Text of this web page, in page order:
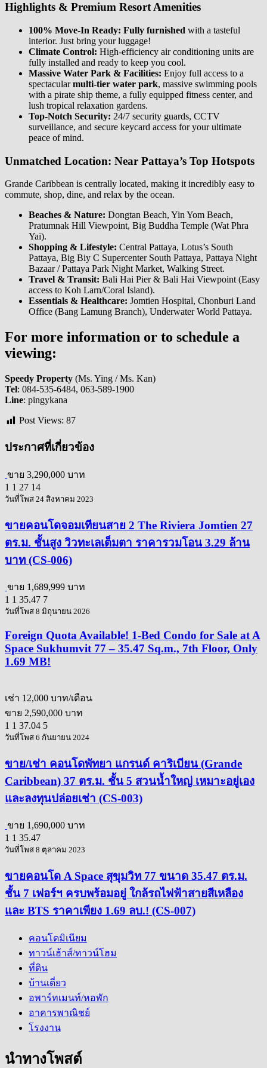
Highlights & Premium Resort Amenities
100% Move-In Ready: Fully furnished with a tasteful
interior. Just bring your luggage!
Climate Control: High-efficiency air conditioning units are
fully installed and ready to keep you cool.
Massive Water Park & Facilities: Enjoy full access to a
spectacularmulti-tier water park, massive swimming pools
with a pirate ship theme, a fully equipped fitness center, and
lush tropical relaxation gardens.
Top-Notch Security: 24/7 security guards, CCTV
surveillance, and secure keycard access for your ultimate
peace of mind.
Unmatched Location: Near Pattaya’s Top Hotspots
Grande Caribbean is centrally located, making it incredibly easy to
commute, shop, dine, and relax by the ocean.
Beaches & Nature: Dongtan Beach, Yin Yom Beach,
Pratumnak Hill Viewpoint, Big Buddha Temple (Wat Phra
Yai).
Shopping & Lifestyle: Central Pattaya, Lotus’s South
Pattaya, Big Biy C Supercenter South Pattaya, Pattaya Night
Bazaar / Pattaya Park Night Market, Walking Street.
Travel & Transit: Bali Hai Pier & Bali Hai Viewpoint (Easy
access to Koh Larn/Coral Island).
Essentials & Healthcare: Jomtien Hospital, Chonburi Land
Office (Bang Lamung Branch), Underwater World Pattaya.
For more information or to schedule a
viewing:
Speedy Property (Ms. Ying / Ms. Kan)
Tel: 084-535-6484, 063-589-1900
Line: pingykana
Post Views: 87
ประกาศที่เกี่ยวข้อง
ขาย 3,290,000 บาท
1 1 27 14
วันที่โพส 24 สิงหาคม 2023
ขายคอนโดจอมเทียนสาย 2 The Riviera Jomtien 27
ตร.ม. ชั้นสูง วิวทะเลเต็มตา ราคารวมโอน 3.29 ล้าน
บาท (CS-006)
ขาย 1,689,999 บาท
1 1 35.47 7
วันที่โพส 8 มิถุนายน 2026
Foreign Quota Available! 1-Bed Condo for Sale at A
Space Sukhumvit 77 – 35.47 Sq.m., 7th Floor, Only
1.69 MB!
เช่า 12,000 บาท/เดือน
ขาย 2,590,000 บาท
1 1 37.04 5
วันที่โพส 6 กันยายน 2024
ขาย/เช่า คอนโดพัทยา แกรนด์ คาริเบียน (Grande
Caribbean) 37 ตร.ม. ชั้น 5 สวนน้ำใหญ่ เหมาะอยู่เอง
และลงทุนปล่อยเช่า (CS-003)
ขาย 1,690,000 บาท
1 1 35.47
วันที่โพส 8 ตุลาคม 2023
ขายคอนโด A Space สุขุมวิท 77 ขนาด 35.47 ตร.ม.
ชั้น 7 เฟอร์ฯ ครบพร้อมอยู่ ใกล้รถไฟฟ้าสายสีเหลือง
และ BTS ราคาเพียง 1.69 ลบ.! (CS-007)
คอนโดมิเนียม
ทาวน์เฮ้าส์/ทาวน์โฮม
ที่ดิน
บ้านเดี่ยว
อพาร์ทเมนท์/หอพัก
อาคารพาณิชย์
โรงงาน
นำทางโพสต์